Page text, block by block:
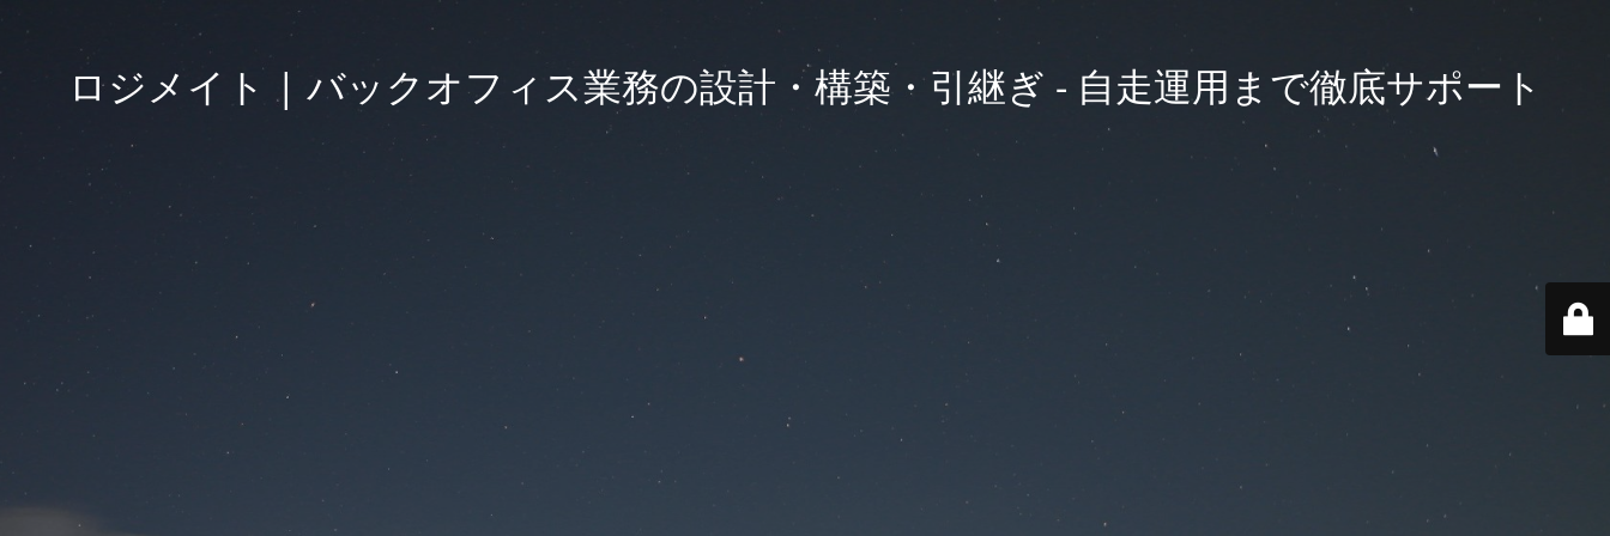
ロジメイト | バックオフィス業務の設計・構築・引継ぎ - 自走運用まで徹底サポート